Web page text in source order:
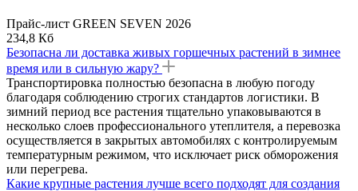
Прайс-лист GREEN SEVEN 2026
234,8 Кб
Безопасна ли доставка живых горшечных растений в зимнее
время или в сильную жару?
Транспортировка полностью безопасна в любую погоду
благодаря соблюдению строгих стандартов логистики. В
зимний период все растения тщательно упаковываются в
несколько слоев профессионального утеплителя, а перевозка
осуществляется в закрытых автомобилях с контролируемым
температурным режимом, что исключает риск обморожения
или перегрева.
Какие крупные растения лучше всего подходят для создания